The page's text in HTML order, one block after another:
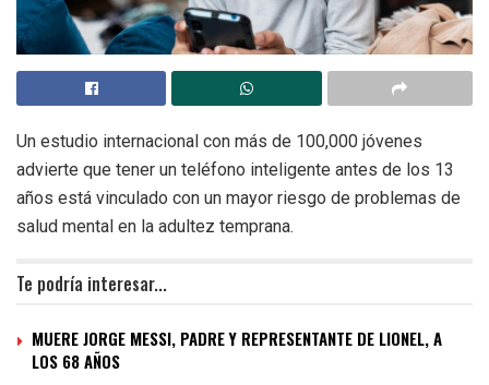
Un estudio internacional con más de 100,000 jóvenes
advierte que tener un teléfono inteligente antes de los 13
años está vinculado con un mayor riesgo de problemas de
salud mental en la adultez temprana.
Te podría interesar...
MUERE JORGE MESSI, PADRE Y REPRESENTANTE DE LIONEL, A
LOS 68 AÑOS